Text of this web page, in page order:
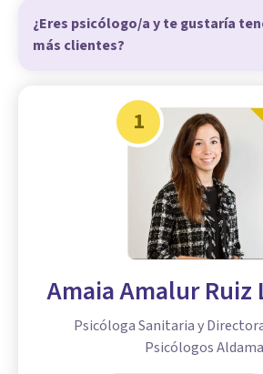
¿Eres psicólogo/a y te gustaría
más clientes?
1
Amaia Amalur Ruiz
Psicóloga Sanitaria y
Psicólogos Aldama